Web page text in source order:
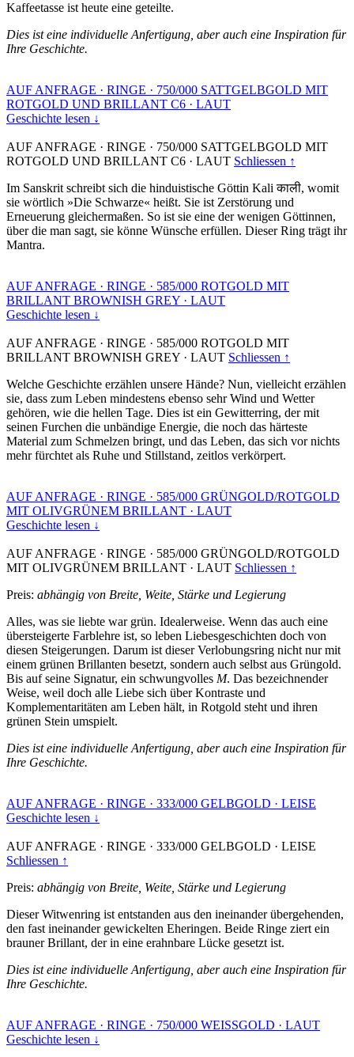
Kaffeetasse ist heute eine geteilte.
Dies ist eine individuelle Anfertigung, aber auch eine Inspiration für
Ihre Geschichte.
AUF ANFRAGE · RINGE · 750/000 SATTGELBGOLD MIT
ROTGOLD UND BRILLANT C6 · LAUT
Geschichte lesen ↓
AUF ANFRAGE · RINGE · 750/000 SATTGELBGOLD MIT
ROTGOLD UND BRILLANT C6 · LAUT Schliessen ↑
Im Sanskrit schreibt sich die hinduistische Göttin Kali काली, womit
sie wörtlich »Die Schwarze« heißt. Sie ist Zerstörung und
Erneuerung gleichermaßen. So ist sie eine der wenigen Göttinnen,
über die man sagt, sie könne Wünsche erfüllen. Dieser Ring trägt ihr
Mantra.
AUF ANFRAGE · RINGE · 585/000 ROTGOLD MIT
BRILLANT BROWNISH GREY · LAUT
Geschichte lesen ↓
AUF ANFRAGE · RINGE · 585/000 ROTGOLD MIT
BRILLANT BROWNISH GREY · LAUT Schliessen ↑
Welche Geschichte erzählen unsere Hände? Nun, vielleicht erzählen
sie, dass zum Leben mindestens ebenso sehr Wind und Wetter
gehören, wie die hellen Tage. Dies ist ein Gewitterring, der mit
seinen Furchen die unbändige Energie, die noch das härteste
Material zum Schmelzen bringt, und das Leben, das sich vor nichts
mehr fürchtet als Ruhe und Stillstand, zeitlos verkörpert.
AUF ANFRAGE · RINGE · 585/000 GRÜNGOLD/ROTGOLD
MIT OLIVGRÜNEM BRILLANT · LAUT
Geschichte lesen ↓
AUF ANFRAGE · RINGE · 585/000 GRÜNGOLD/ROTGOLD
MIT OLIVGRÜNEM BRILLANT · LAUT Schliessen ↑
Preis: abhängig von Breite, Weite, Stärke und Legierung
Alles, was sie liebte war grün. Idealerweise. Wenn das auch eine
übersteigerte Farblehre ist, so leben Liebesgeschichten doch von
diesen Steigerungen. Darum ist dieser Verlobungsring nicht nur mit
einem grünen Brillanten besetzt, sondern auch selbst aus Grüngold.
Bis auf seine Signatur, ein schwungvolles M. Das bezeichnender
Weise, weil doch alle Liebe sich über Kontraste und
Komplementaritäten am Leben hält, in Rotgold steht und ihren
grünen Stein umspielt.
Dies ist eine individuelle Anfertigung, aber auch eine Inspiration für
Ihre Geschichte.
AUF ANFRAGE · RINGE · 333/000 GELBGOLD · LEISE
Geschichte lesen ↓
AUF ANFRAGE · RINGE · 333/000 GELBGOLD · LEISE
Schliessen ↑
Preis: abhängig von Breite, Weite, Stärke und Legierung
Dieser Witwenring ist entstanden aus den ineinander übergehenden,
den fast ineinander gewickelten Eheringen. Beide Ringe ziert ein
brauner Brillant, der in eine erahnbare Lücke gesetzt ist.
Dies ist eine individuelle Anfertigung, aber auch eine Inspiration für
Ihre Geschichte.
AUF ANFRAGE · RINGE · 750/000 WEISSGOLD · LAUT
Geschichte lesen ↓